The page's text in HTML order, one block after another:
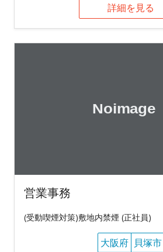
詳細を見る
営業事務
(受動喫煙対策)敷地内禁煙 (正社員)
大阪府 貝塚市